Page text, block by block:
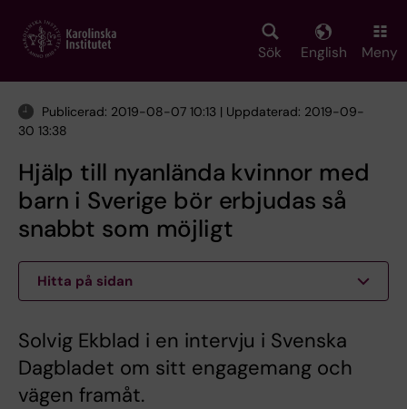
main
Sök English Meny
Publicerad: 2019-08-07 10:13 | Uppdaterad: 2019-09-
30 13:38
Hjälp till nyanlända kvinnor med
barn i Sverige bör erbjudas så
snabbt som möjligt
Hitta på sidan
Solvig Ekblad i en intervju i Svenska
Dagbladet om sitt engagemang och
vägen framåt.